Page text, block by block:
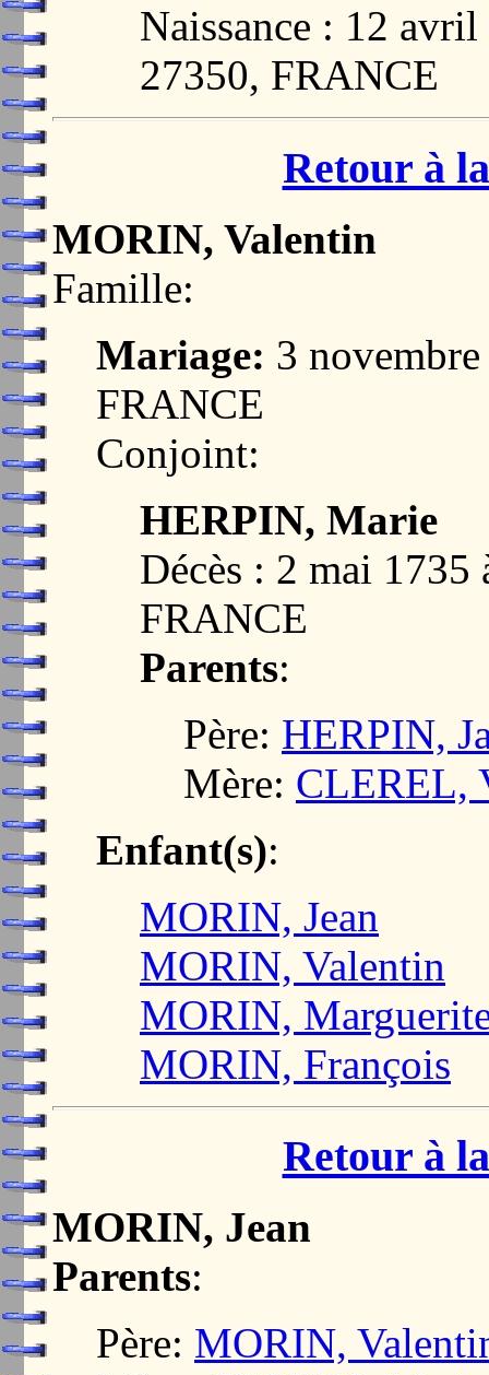
Naissance : 12
27350, FRANCE
Retour à
MORIN, Valentin
Famille:
Mariage: 3
FRANCE
Conjoint:
HERPIN, Marie
Décès : 2 mai
FRANCE
Parents:
Père: HERPIN,
Mère: CLEREL,
Enfant(s):
MORIN, Jean
MORIN, Valentin
MORIN,
MORIN, François
Retour à
MORIN, Jean
Parents:
Père: MORIN,